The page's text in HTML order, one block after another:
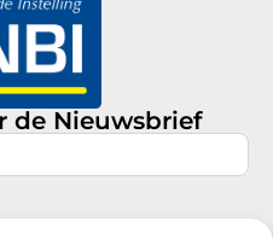
de Nieuwsbrief